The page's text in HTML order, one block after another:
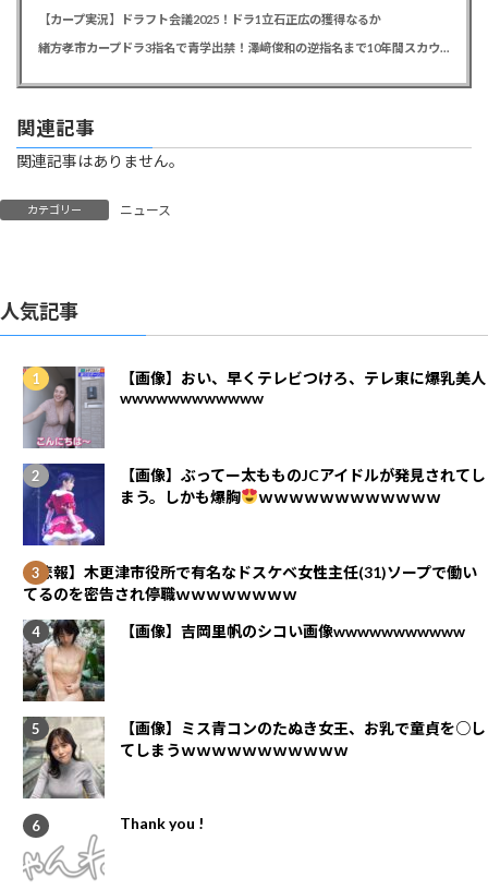
【カープ実況】ドラフト会議2025！ドラ1立石正広の獲得なるか
緒方孝市カープドラ3指名で青学出禁！澤﨑俊和の逆指名まで10年間スカウト出禁
関連記事
関連記事はありません。
カテゴリー ニュース
人気記事
【画像】おい、早くテレビつけろ、テレ東に爆乳美人
wwwwwwwwwwww
【画像】ぶってー太もものJCアイドルが発見されてし
まう。しかも爆胸
ｗｗｗｗｗｗｗｗｗｗｗｗ
【悲報】木更津市役所で有名なドスケベ女性主任(31)ソープで働い
てるのを密告され停職ｗｗｗｗｗｗｗｗ
【画像】吉岡里帆のシコい画像wwwwwwwwwww
【画像】ミス青コンのたぬき女王、お乳で童貞を○し
てしまうｗｗｗｗｗｗｗｗｗｗｗ
Thank you !